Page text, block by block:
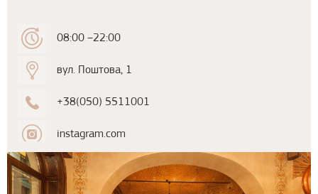
08:00 –22:00
вул. Поштова, 1
+38(050) 5511001
instagram.com